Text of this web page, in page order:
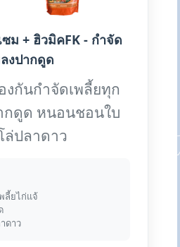
ม + ฮิวมิคFK - กำจัด
งปากดูด
งกันกำจัดเพลี้ยทุก
ดูด หนอนชอนใบ
ล่ปลาดาว
ลี้ยไก่แจ้
ดาว